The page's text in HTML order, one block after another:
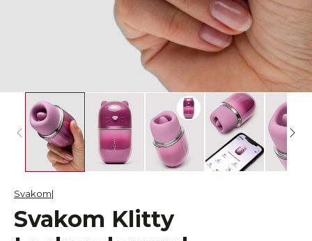
Svakom
Svakom Klitty